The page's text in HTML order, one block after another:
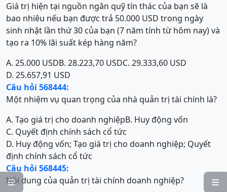


Giá trị hiện tại nguồn ngân quỹ tín thác của bạn sẽ là
bao nhiêu nếu bạn được trả 50.000 USD trong ngày
sinh nhật lần thứ 30 của bạn (7 năm tính từ hôm nay) và
tạo ra 10% lãi suất kép hàng năm?
A. 25.000 USDB. 28.223,70 USDC. 29.333,60 USD
D. 25.657,91 USD
Câu hỏi 568444:
Một nhiệm vụ quan trọng của nhà quản trị tài chính là?
A. Tạo giá trị cho doanh nghiệpB. Huy động vốn
C. Quyết định chính sách cổ tức
D. Huy động vốn; Tạo giá trị cho doanh nghiệp; Quyết
định chính sách cổ tức
Câu hỏi 568445:
Nội dung của quản trị tài chính doanh nghiệp?